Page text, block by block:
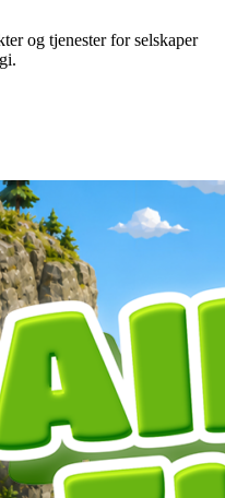
og tjenester for selskaper